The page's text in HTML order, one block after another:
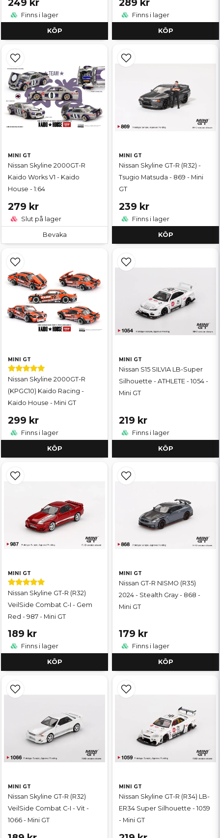
249 kr
Finns i lager
KÖP
289 kr
Finns i lager
KÖP
MINI GT
Nissan Skyline 2000GT-R
Kaido Works V1 - Kaido
House - 1:64
279 kr
Slut på lager
Bevaka
MINI GT
Nissan Skyline GT-R (R32) -
Tsugio Matsuda - 869 - Mini
GT
239 kr
Finns i lager
KÖP
MINI GT
Nissan Skyline 2000GT-R
(KPGC10) Kaido Racing -
Kaido House - Mini GT
299 kr
Finns i lager
KÖP
MINI GT
Nissan S15 SILVIA LB-Super
Silhouette - ATHLETE - 1054 -
Mini GT
219 kr
Finns i lager
KÖP
MINI GT
Nissan Skyline GT-R (R32)
VeilSide Combat C-I - Gem
Red - 987 - Mini GT
189 kr
Finns i lager
KÖP
MINI GT
Nissan GT-R NISMO (R35)
2024 - Stealth Gray - 868 -
Mini GT
179 kr
Finns i lager
KÖP
MINI GT
Nissan Skyline GT-R (R32)
VeilSide Combat C-I - Vit -
1066 - Mini GT
MINI GT
Nissan Skyline GT-R (R34) LB-
ER34 Super Silhouette - 1059
- Mini GT